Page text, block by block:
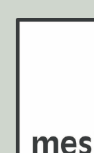
Ga
Ga